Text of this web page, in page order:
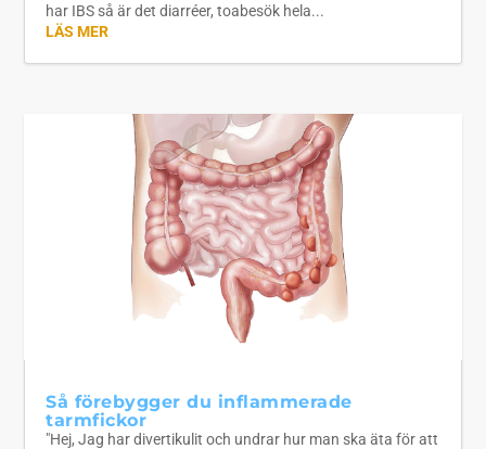
har IBS så är det diarréer, toabesök hela...
LÄS MER
Så förebygger du inflammerade
tarmfickor
"Hej, Jag har divertikulit och undrar hur man ska äta för att